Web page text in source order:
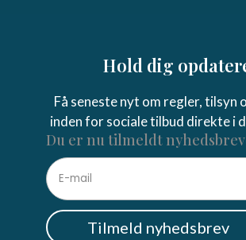
Hold dig
Få seneste nyt om regler, tilsyn
inden for sociale tilbud direkte i
Du er nu tilmeldt
Tilmeld nyhedsbrev